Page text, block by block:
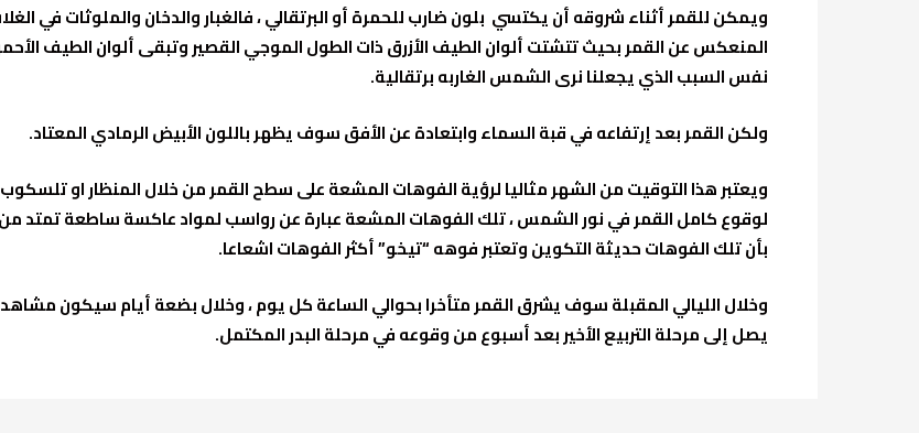
ويمكن للقمر أثناء شروقه أن يكتسي بلون ضارب للحمرة أو البرتقالي ، فالغبار والدخان والملوثات في
المنعكس عن القمر بحيث تتشتت ألوان الطيف الأزرق ذات الطول الموجي القصير وتبقى ألوان الطيف
نفس السبب الذي يجعلنا نرى الشمس الغاربه برتقالية.
ولكن القمر بعد إرتفاعه في قبة السماء وابتعادة عن الأفق سوف يظهر باللون الأبيض الرمادي المعتاد.
ويعتبر هذا التوقيت من الشهر مثاليا لرؤية الفوهات المشعة على سطح القمر من خلال المنظار او
لوقوع كامل القمر في نور الشمس ، تلك الفوهات المشعة عبارة عن رواسب لمواد عاكسة ساطعة تمتد من
بأن تلك الفوهات حديثة التكوين وتعتبر فوهه “تيخو” أكثر الفوهات اشعاعا.
وخلال الليالي المقبلة سوف يشرق القمر متأخرا بحوالي الساعة كل يوم ، وخلال بضعة أيام سيكون
يصل إلى مرحلة التربيع الأخير بعد أسبوع من وقوعه في مرحلة البدر المكتمل.